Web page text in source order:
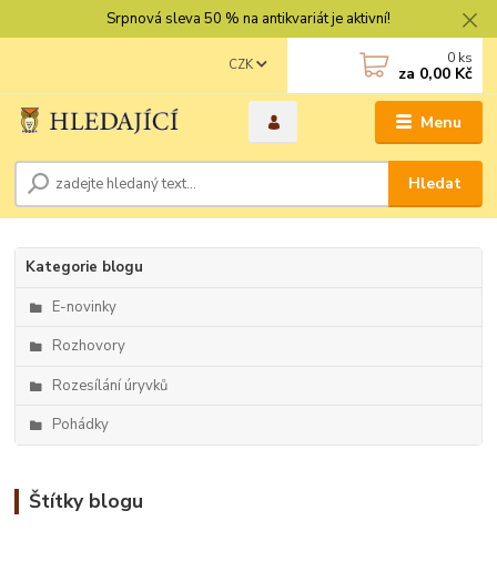
Srpnová sleva 50 % na antikvariát je aktivní!
Menu
CZK
Hledat
0 ks
za 0,00 Kč
Kategorie blogu
E-novinky
Rozhovory
Rozesílání úryvků
Pohádky
Štítky blogu